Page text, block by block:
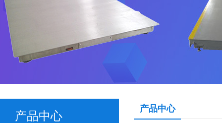
产品中心
产品中心